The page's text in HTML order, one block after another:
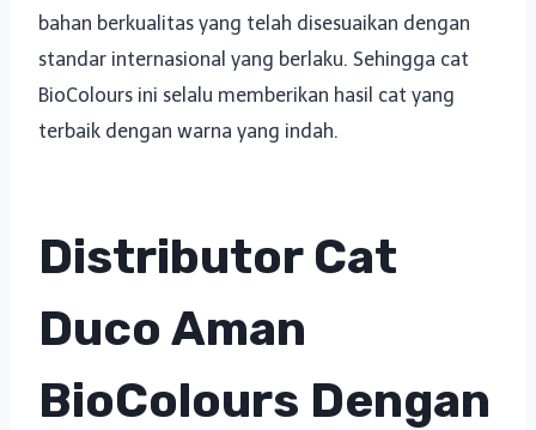
bahan berkualitas yang telah disesuaikan dengan
standar internasional yang berlaku. Sehingga cat
BioColours ini selalu memberikan hasil cat yang
terbaik dengan warna yang indah.
Distributor Cat
Duco Aman
BioColours Dengan